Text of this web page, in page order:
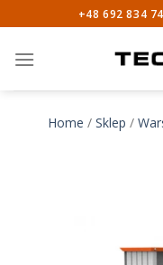
to
content
+48 692 834
Home / Sklep /